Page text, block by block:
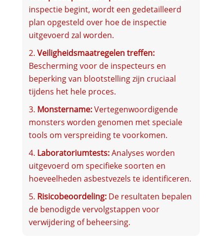
inspectie begint, wordt een gedetailleerd
plan opgesteld over hoe de inspectie
uitgevoerd zal worden.
Veiligheidsmaatregelen treffen:
Bescherming voor de inspecteurs en
beperking van blootstelling zijn cruciaal
tijdens het hele proces.
Monstername:Vertegenwoordigende
monsters worden genomen met speciale
tools om verspreiding te voorkomen.
Laboratoriumtests:Analyses worden
uitgevoerd om specifieke soorten en
hoeveelheden asbestvezels te identificeren.
Risicobeoordeling:De resultaten bepalen
de benodigde vervolgstappen voor
verwijdering of beheersing.